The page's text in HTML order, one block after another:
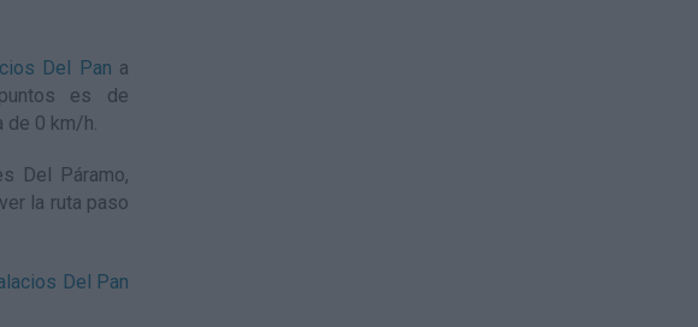
Del Pan a
es de
de 0 km/h.
Del Páramo,
la ruta paso
Del Pan